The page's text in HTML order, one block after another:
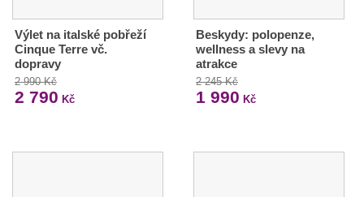
Výlet na italské pobřeží
Cinque Terre vč.
dopravy
2 990 Kč
2 790 Kč
Beskydy: polopenze,
wellness a slevy na
atrakce
2 245 Kč
1 990 Kč